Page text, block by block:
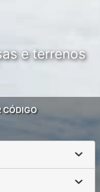
e terrenos
CÓDIGO